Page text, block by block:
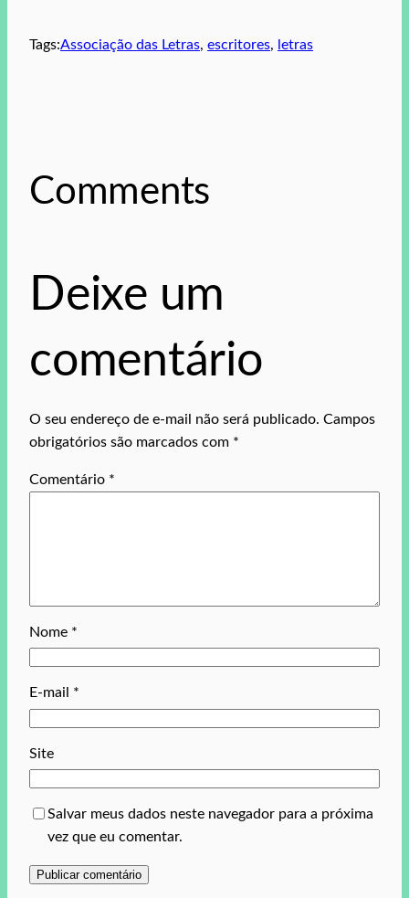
Tags:Associação das Letras, escritores, letras
Comments
Deixe um
comentário
O seu endereço de e-mail não será publicado. Campos
obrigatórios são marcados com *
Comentário *
Nome *
E-mail *
Site
Salvar meus dados neste navegador para a próxima
vez que eu comentar.